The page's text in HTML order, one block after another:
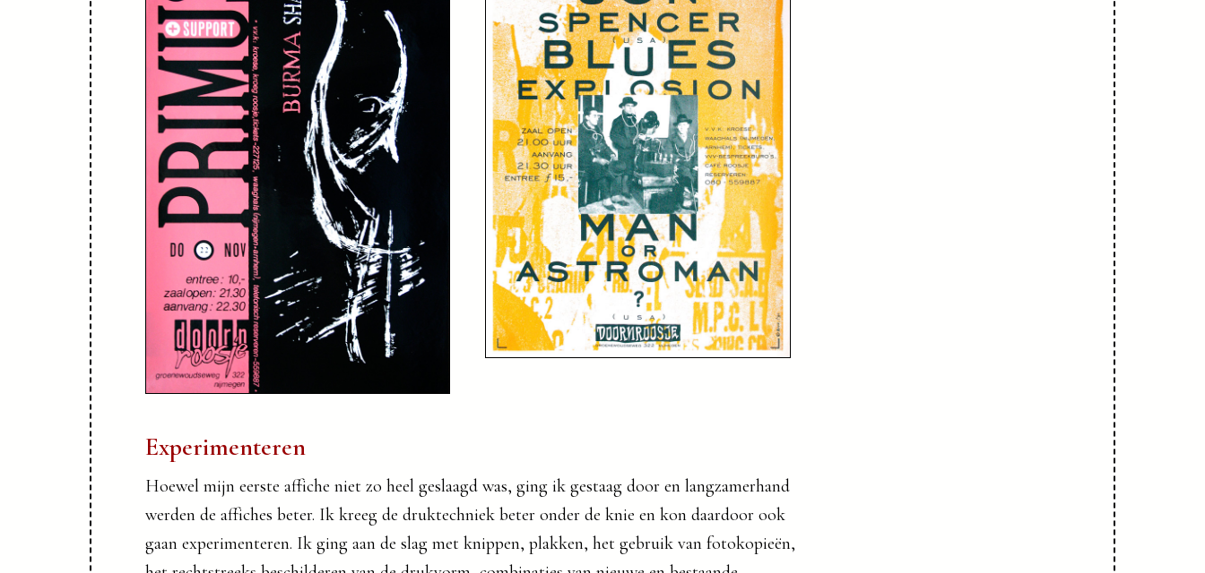
Experimenteren
Hoewel mijn eerste affiche niet zo heel geslaagd was, ging ik gestaag door en langzamerhand
werden de affiches beter. Ik kreeg de druktechniek beter onder de knie en kon daardoor ook
gaan experimenteren. Ik ging aan de slag met knippen, plakken, het gebruik van fotokopieën,